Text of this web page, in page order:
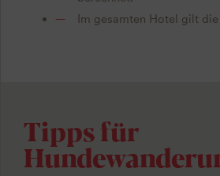
Im gesamten Hotel gilt
Tipps für